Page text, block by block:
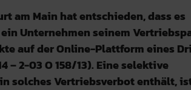
am Main hat entschieden, dass es
Unternehmen seinem
auf der Online-Plattform eines
– 2-03 O 158/13). Eine selektive
solches Vertriebsverbot enthält,